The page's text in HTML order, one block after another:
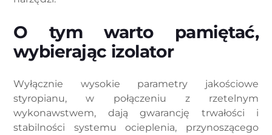
O tym warto pamiętać,
wybierając izolator
Wyłącznie wysokie parametry jakościowe
styropianu, w połączeniu z rzetelnym
wykonawstwem, dają gwarancję trwałości i
stabilności systemu ocieplenia, przynoszącego